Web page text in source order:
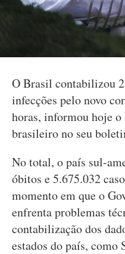
O Brasil contabilizou
infecções pelo novo
horas, informou hoje
brasileiro no seu
No total, o país sul-
óbitos e 5.675.032
momento em que o
enfrenta problemas
contabilização dos
estados do país, como